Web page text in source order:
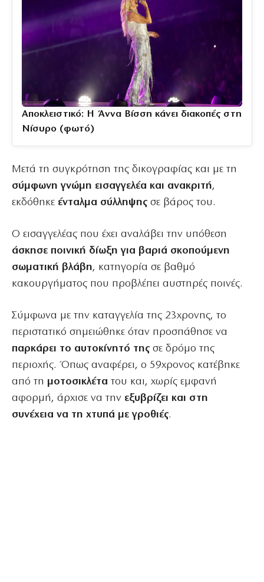
Αποκλειστικό: Η Άννα Βίσση κάνει διακοπές στη
Νίσυρο (φωτό)
Μετά τη συγκρότηση της δικογραφίας και με τη
σύμφωνη γνώμη εισαγγελέα και ανακριτή,
εκδόθηκε ένταλμα σύλληψης σε βάρος του.
Ο εισαγγελέας που έχει αναλάβει την υπόθεση
άσκησε ποινική δίωξη για βαριά σκοπούμενη
σωματική βλάβη, κατηγορία σε βαθμό
κακουργήματος που προβλέπει αυστηρές ποινές.
Σύμφωνα με την καταγγελία της 23χρονης, το
περιστατικό σημειώθηκε όταν προσπάθησε να
παρκάρει το αυτοκίνητό της σε δρόμο της
περιοχής. Όπως αναφέρει, ο 59χρονος κατέβηκε
από τη μοτοσικλέτα του και, χωρίς εμφανή
αφορμή, άρχισε να την εξυβρίζει και στη
συνέχεια να τη χτυπά με γροθιές.